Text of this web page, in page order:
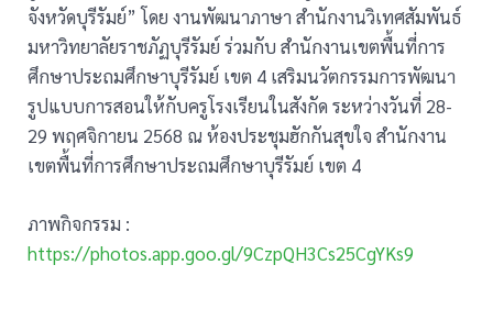
จังหวัดบุรีรัมย์” โดย งานพัฒนาภาษา สำนักงานวิเทศสัมพันธ์
มหาวิทยาลัยราชภัฏบุรีรัมย์ ร่วมกับ สำนักงานเขตพื้นที่การ
ศึกษาประถมศึกษาบุรีรัมย์ เขต 4 เสริมนวัตกรรมการพัฒนา
รูปแบบการสอนให้กับครูโรงเรียนในสังกัด ระหว่างวันที่ 28-
29 พฤศจิกายน 2568 ณ ห้องประชุมฮักกันสุขใจ สำนักงาน
เขตพื้นที่การศึกษาประถมศึกษาบุรีรัมย์ เขต 4
ภาพกิจกรรม :
https://photos.app.goo.gl/9CzpQH3Cs25CgYKs9